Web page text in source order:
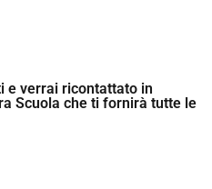
e verrai ricontattato in
Scuola che ti fornirà tutte le